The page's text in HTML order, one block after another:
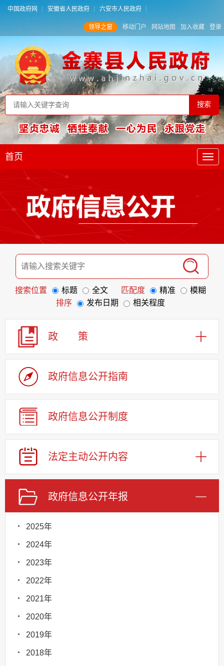
中国政府网 安徽省人民政府 六安市人民政府
领导之窗 移动门户 网站地图 加入收藏 登录
首页
搜索位置 标题 全文 匹配度 精准
模糊
排序
发布日期 相关程度
政 策
政府信息公开指南
政府信息公开制度
法定主动公开内容
政府信息公开年报
2025年
2024年
2023年
2022年
2021年
2020年
2019年
2018年